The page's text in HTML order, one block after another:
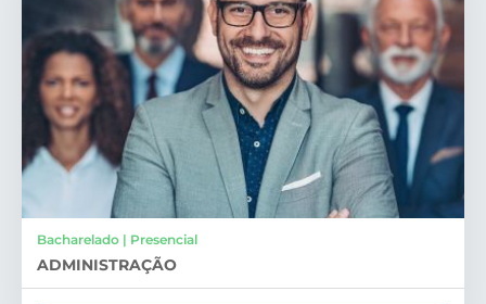
Bacharelado | Presencial
ADMINISTRAÇÃO